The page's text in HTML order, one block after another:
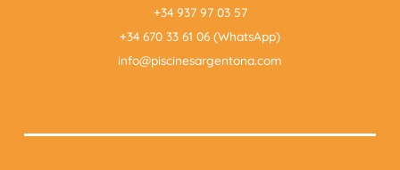
+34 937 97 03 57
+34 670 33 61 06 (WhatsApp)
info@piscinesargentona.com